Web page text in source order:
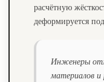
расчётную
деформируется
Инженеры
материалов